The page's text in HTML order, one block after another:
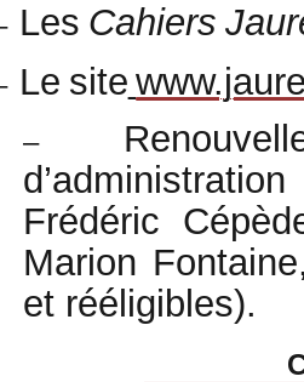
Les Cahiers
Le site
–
Frédéric
Marion
et rééligibles).